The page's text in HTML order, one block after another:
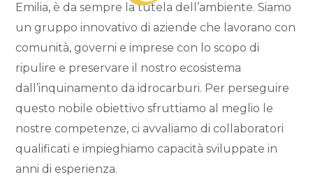
Emilia, è da sempre la tutela dell’ambiente. Siamo
un gruppo innovativo di aziende che lavorano con
comunità, governi e imprese con lo scopo di
ripulire e preservare il nostro ecosistema
dall’inquinamento da idrocarburi. Per perseguire
questo nobile obiettivo sfruttiamo al meglio le
nostre competenze, ci avvaliamo di collaboratori
qualificati e impieghiamo capacità sviluppate in
anni di esperienza.